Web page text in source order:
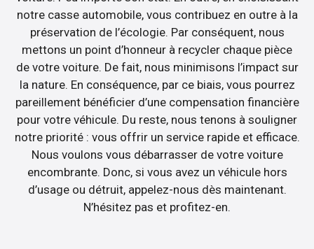
notre casse automobile, vous contribuez en outre à la
préservation de l’écologie. Par conséquent, nous
mettons un point d’honneur à recycler chaque pièce
de votre voiture. De fait, nous minimisons l’impact sur
la nature. En conséquence, par ce biais, vous pourrez
pareillement bénéficier d’une compensation financière
pour votre véhicule. Du reste, nous tenons à souligner
notre priorité : vous offrir un service rapide et efficace.
Nous voulons vous débarrasser de votre voiture
encombrante. Donc, si vous avez un véhicule hors
d’usage ou détruit, appelez-nous dès maintenant.
N’hésitez pas et profitez-en.